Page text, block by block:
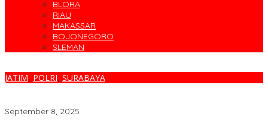
BLORA
RIAU
MAKASSAR
BOJONEGORO
SLEMAN
JATIM, POLRI, SURABAYA
September 8, 2025